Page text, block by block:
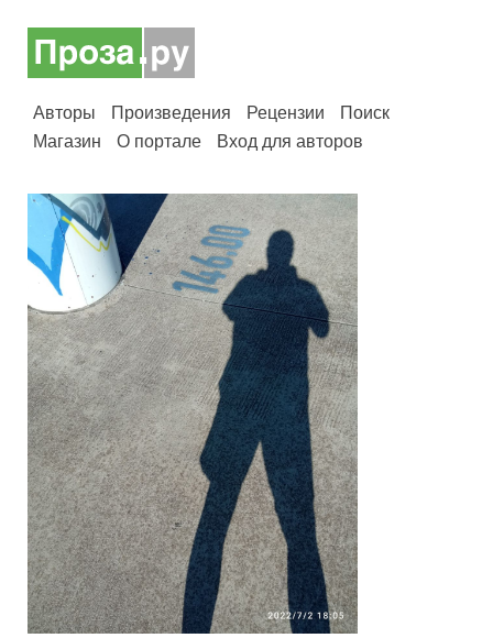
Авторы Произведения Рецензии
Поиск
Магазин
О портале Вход для авторов